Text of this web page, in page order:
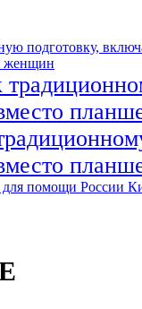
женщин